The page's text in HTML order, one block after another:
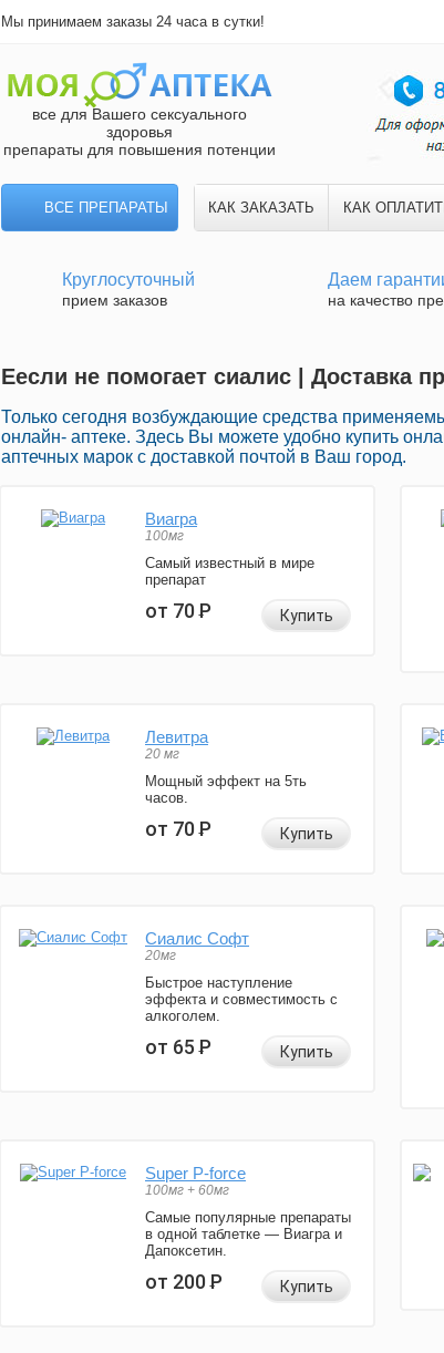
Мы принимаем заказы 24 часа в сутки!
все для Вашего сексуального
здоровья
препараты для повышения потенции
ВСЕ ПРЕПАРАТЫ КАК ЗАКАЗАТЬ КАК
Круглосуточный
прием заказов
Даем
на качество
Еесли не помогает сиалис | Доставка
Только сегодня возбуждающие средства
онлайн- аптеке. Здесь Вы можете удобно купить
аптечных марок с доставкой почтой в Ваш город.
Виагра
100мг
Самый известный в мире
препарат
от 70Р Купить
Левитра
20 мг
Мощный эффект на 5ть
часов.
от 70Р Купить
Сиалис Софт
20мг
Быстрое наступление
эффекта и совместимость с
алкоголем.
от 65Р Купить
Super P-force
100мг + 60мг
Самые популярные препараты
в одной таблетке — Виагра и
Дапоксетин.
от 200Р Купить